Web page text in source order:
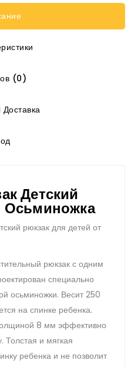
(0)
Детский
Осьминожка
рюкзак для детей от
рюкзак с одним
специально
осьминожки. Весит 250
на спинке ребенка.
8 мм эффективно
Толстая и мягкая
ребенка и не позволит